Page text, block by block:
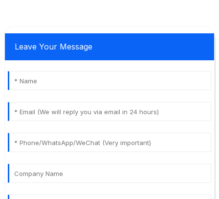
Leave Your Message